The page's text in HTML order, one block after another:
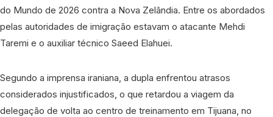
do Mundo de 2026 contra a Nova Zelândia. Entre os abordados
pelas autoridades de imigração estavam o atacante Mehdi
Taremi e o auxiliar técnico Saeed Elahuei.
Segundo a imprensa iraniana, a dupla enfrentou atrasos
considerados injustificados, o que retardou a viagem da
delegação de volta ao centro de treinamento em Tijuana, no